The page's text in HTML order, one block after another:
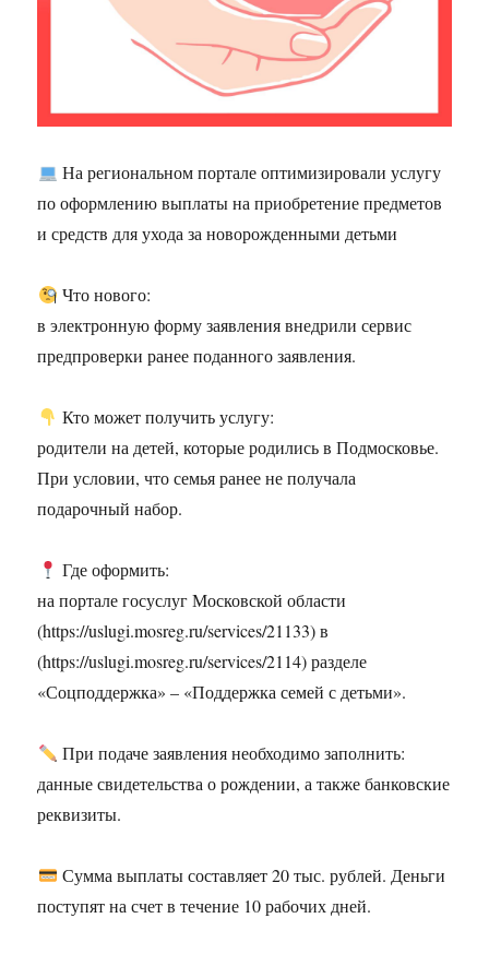
На региональном портале оптимизировали услугу
по оформлению выплаты на приобретение предметов
и средств для ухода за новорожденными детьми
Что нового:
в электронную форму заявления внедрили сервис
предпроверки ранее поданного заявления.
Кто может получить услугу:
родители на детей, которые родились в Подмосковье.
При условии, что семья ранее не получала
подарочный набор.
Где оформить:
на портале госуслуг Московской области
(https://uslugi.mosreg.ru/services/21133) в
(https://uslugi.mosreg.ru/services/2114) разделе
«Соцподдержка» – «Поддержка семей с детьми».
При подаче заявления необходимо заполнить:
данные свидетельства о рождении, а также банковские
реквизиты.
Сумма выплаты составляет 20 тыс. рублей. Деньги
поступят на счет в течение 10 рабочих дней.